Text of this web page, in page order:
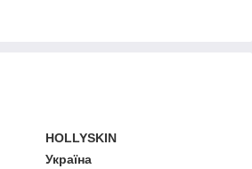
HOLLYSKIN
Україна